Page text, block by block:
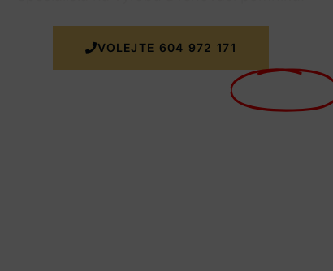
VOLEJTE 604 972 171
Nyní doprava k zakázceZDARMA